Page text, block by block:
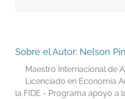
Sobre el Autor: Nelson
Maestro Internacional de
Licenciado en Economía
la FIDE - Programa apoyo a